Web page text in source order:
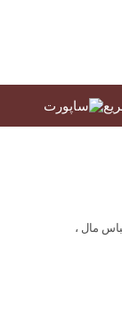
مال ،